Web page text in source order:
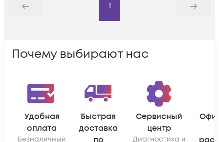
Назад
1
Дальше
Почему выбирают нас
Удобная
оплата
Безналичный
Быстрая
доставка
Сервисный
центр
Диагностика и